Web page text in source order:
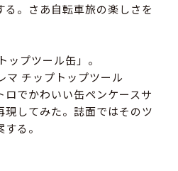
る。さあ自転車旅の楽しさを
ップツール缶」。
マ チップトップツール
ロでかわいい缶ペンケースサ
現してみた。誌面ではそのツ
る。